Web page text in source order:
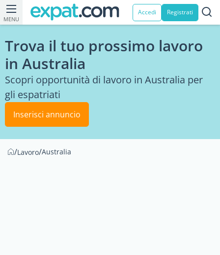
MENU
Accedi Registrati
Trova il tuo prossimo lavoro
in Australia
Scopri opportunità di lavoro in Australia per
gli espatriati
Inserisci annuncio
/Lavoro/Australia